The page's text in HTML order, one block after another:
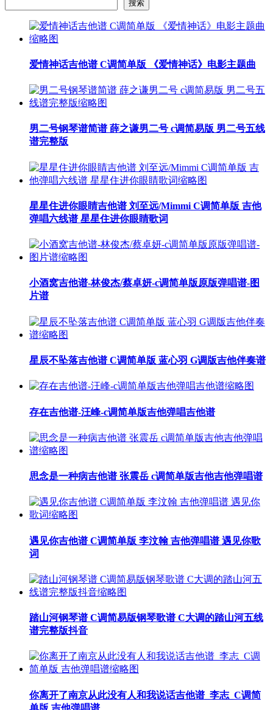
搜索
爱情神话吉他谱 C调简单版 《爱情神话》电影主题曲
男二号钢琴谱简谱 薛之谦男二号 c调简易版 男二号五线
谱完整版
星星住进你眼睛吉他谱 刘至远/Mimmi C调简单版 吉他
弹唱六线谱 星星住进你眼睛歌词
小酒窝吉他谱-林俊杰/蔡卓妍-c调简单版原版弹唱谱-图
片谱
星辰不坠落吉他谱 C调简单版 蓝心羽 G调版吉他伴奏谱
存在吉他谱-汪峰-c调简单版吉他弹唱吉他谱
思念是一种病吉他谱 张震岳 c调简单版吉他吉他弹唱谱
遇见你吉他谱 C调简单版 李汶翰 吉他弹唱谱 遇见你歌
词
踏山河钢琴谱 C调简易版钢琴歌谱 C大调的踏山河五线
谱完整版抖音
你离开了南京从此没有人和我说话吉他谱_李志_C调简
单版 吉他弹唱谱